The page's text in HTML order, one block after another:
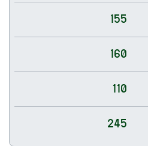
155
160
110
245